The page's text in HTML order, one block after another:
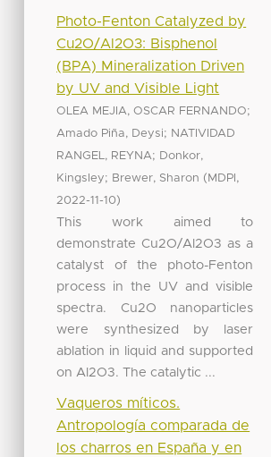
Photo-Fenton Catalyzed by
Cu2O/Al2O3: Bisphenol
(BPA) Mineralization Driven
by UV and Visible Light
OLEA MEJIA, OSCAR FERNANDO;
Amado Piña, Deysi; NATIVIDAD
RANGEL, REYNA; Donkor,
Kingsley; Brewer, Sharon ( MDPI ,
2022-11-10)
This work aimed to
demonstrate Cu2O/Al2O3 as a
catalyst of the photo-Fenton
process in the UV and visible
spectra. Cu2O nanoparticles
were synthesized by laser
ablation in liquid and supported
on Al2O3. The catalytic ...
Vaqueros míticos.
Antropología comparada de
los charros en España y en